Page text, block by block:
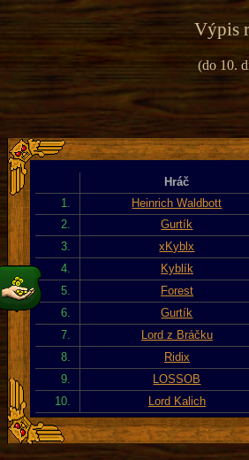
Výpis
(do 10.
Hráč
1.
Heinrich Waldbott
2.
Gurtík
3.
xKyblx
4.
Kyblík
5.
Forest
6.
Gurtík
7.
Lord z Bráčku
8.
Ridix
9.
LOSSOB
10.
Lord Kalich